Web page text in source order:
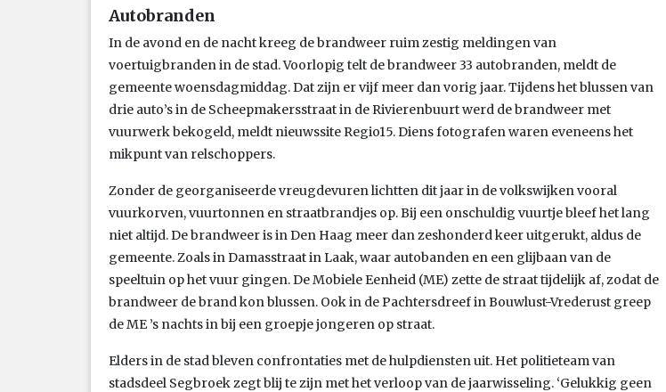
Autobranden
In de avond en de nacht kreeg de brandweer ruim zestig meldingen van
voertuigbranden in de stad. Voorlopig telt de brandweer 33 autobranden, meldt de
gemeente woensdagmiddag. Dat zijn er vijf meer dan vorig jaar. Tijdens het blussen van
drie auto’s in de Scheepmakersstraat in de Rivierenbuurt werd de brandweer met
vuurwerk bekogeld, meldt nieuwssite Regio15. Diens fotografen waren eveneens het
mikpunt van relschoppers.
Zonder de georganiseerde vreugdevuren lichtten dit jaar in de volkswijken vooral
vuurkorven, vuurtonnen en straatbrandjes op. Bij een onschuldig vuurtje bleef het lang
niet altijd. De brandweer is in Den Haag meer dan zeshonderd keer uitgerukt, aldus de
gemeente. Zoals in Damasstraat in Laak, waar autobanden en een glijbaan van de
speeltuin op het vuur gingen. De Mobiele Eenheid (ME) zette de straat tijdelijk af, zodat de
brandweer de brand kon blussen. Ook in de Pachtersdreef in Bouwlust-Vrederust greep
de ME ’s nachts in bij een groepje jongeren op straat.
Elders in de stad bleven confrontaties met de hulpdiensten uit. Het politieteam van
stadsdeel Segbroek zegt blij te zijn met het verloop van de jaarwisseling. ‘Gelukkig geen